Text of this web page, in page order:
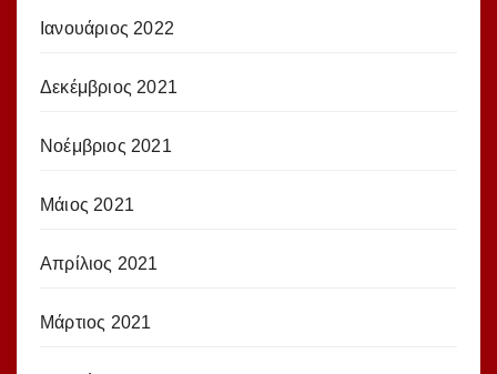
Ιανουάριος 2022
Δεκέμβριος 2021
Νοέμβριος 2021
Μάιος 2021
Απρίλιος 2021
Μάρτιος 2021